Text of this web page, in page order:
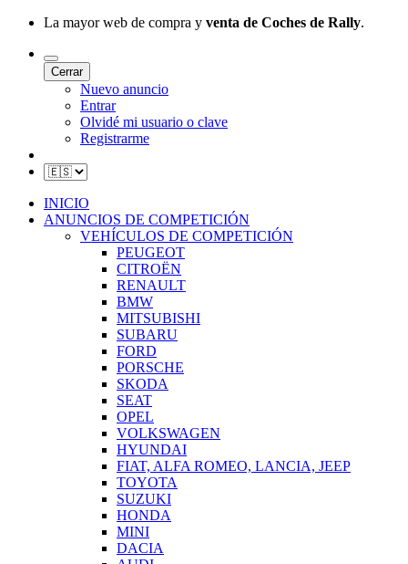
La mayor web de compra y venta de Coches de Rally.
Cerrar
Nuevo anuncio
Entrar
Olvidé mi usuario o clave
Registrarme
INICIO
ANUNCIOS DE COMPETICIÓN
VEHÍCULOS DE COMPETICIÓN
PEUGEOT
CITROËN
RENAULT
BMW
MITSUBISHI
SUBARU
FORD
PORSCHE
SKODA
SEAT
OPEL
VOLKSWAGEN
HYUNDAI
FIAT, ALFA ROMEO, LANCIA, JEEP
TOYOTA
SUZUKI
HONDA
MINI
DACIA